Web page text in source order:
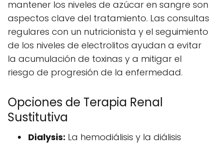
mantener los niveles de azúcar en sangre son
aspectos clave del tratamiento. Las consultas
regulares con un nutricionista y el seguimiento
de los niveles de electrolitos ayudan a evitar
la acumulación de toxinas y a mitigar el
riesgo de progresión de la enfermedad.
Opciones de Terapia Renal
Sustitutiva
Dialysis: La hemodiálisis y la diálisis